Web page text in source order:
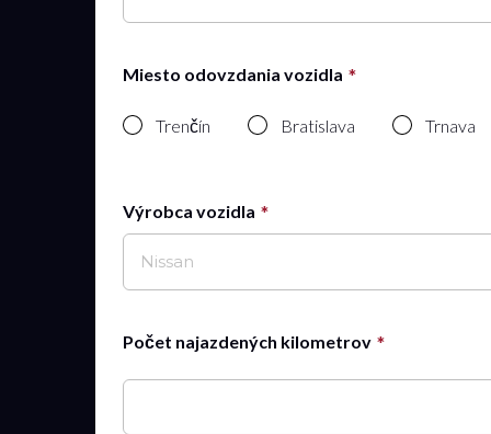
Miesto odovzdania vozidla
Trenčín Bratislava Trnava
Výrobca vozidla
Nissan
Počet najazdených kilometrov